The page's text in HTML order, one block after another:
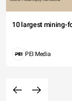
10 largest mining-
PEI Media